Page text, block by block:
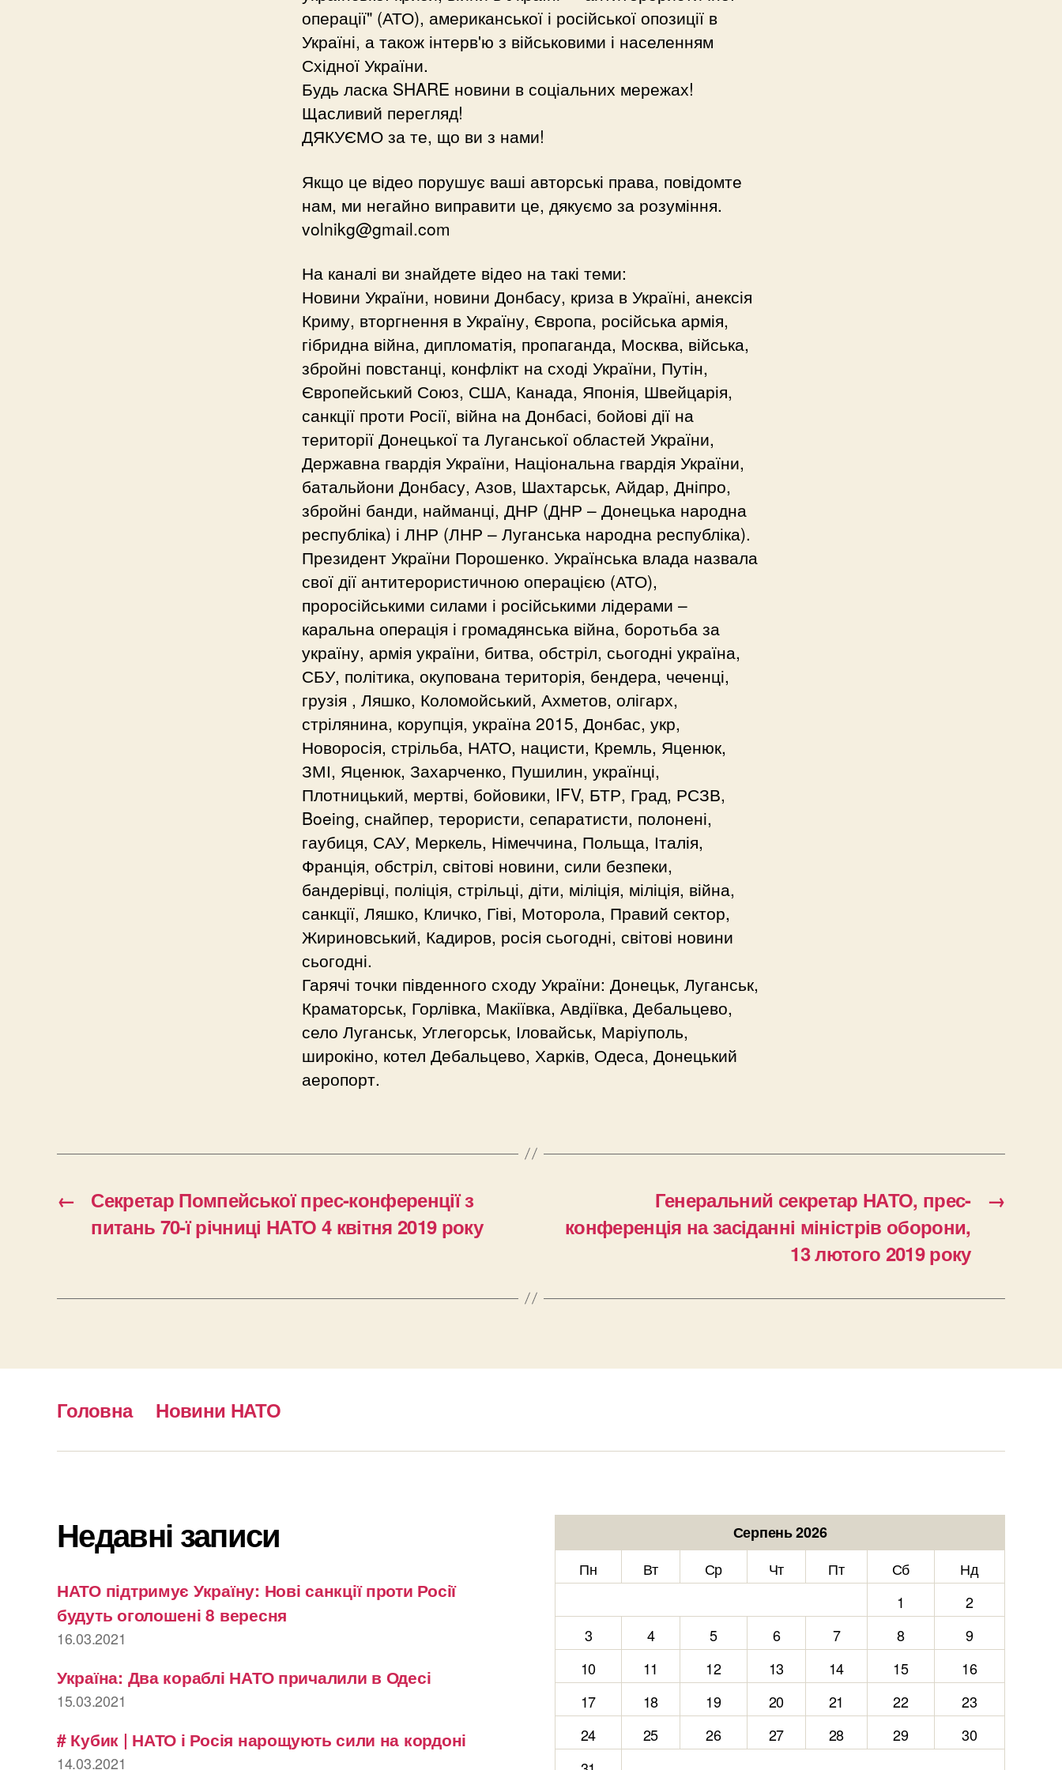
операції" (АТО), американської і російської опозиції в
Україні, а також інтерв'ю з військовими і населенням
Східної України.
Будь ласка SHARE новини в соціальних мережах!
Щасливий перегляд!
ДЯКУЄМО за те, що ви з нами!
Якщо це відео порушує ваші авторські права, повідомте
нам, ми негайно виправити це, дякуємо за розуміння.
volnikg@gmail.com
На каналі ви знайдете відео на такі теми:
Новини України, новини Донбасу, криза в Україні, анексія
Криму, вторгнення в Україну, Європа, російська армія,
гібридна війна, дипломатія, пропаганда, Москва, війська,
збройні повстанці, конфлікт на сході України, Путін,
Європейський Союз, США, Канада, Японія, Швейцарія,
санкції проти Росії, війна на Донбасі, бойові дії на
території Донецької та Луганської областей України,
Державна гвардія України, Національна гвардія України,
батальйони Донбасу, Азов, Шахтарськ, Айдар, Дніпро,
збройні банди, найманці, ДНР (ДНР – Донецька народна
республіка) і ЛНР (ЛНР – Луганська народна республіка).
Президент України Порошенко. Українська влада назвала
свої дії антитерористичною операцією (АТО),
проросійськими силами і російськими лідерами –
каральна операція і громадянська війна, боротьба за
україну, армія україни, битва, обстріл, сьогодні україна,
СБУ, політика, окупована територія, бендера, чеченці,
грузія , Ляшко, Коломойський, Ахметов, олігарх,
стрілянина, корупція, україна 2015, Донбас, укр,
Новоросія, стрільба, НАТО, нацисти, Кремль, Яценюк,
ЗМІ, Яценюк, Захарченко, Пушилин, українці,
Плотницький, мертві, бойовики, IFV, БТР, Град, РСЗВ,
Boeing, снайпер, терористи, сепаратисти, полонені,
гаубиця, САУ, Меркель, Німеччина, Польща, Італія,
Франція, обстріл, світові новини, сили безпеки,
бандерівці, поліція, стрільці, діти, міліція, міліція, війна,
санкції, Ляшко, Кличко, Гіві, Моторола, Правий сектор,
Жириновський, Кадиров, росія сьогодні, світові новини
сьогодні.
Гарячі точки південного сходу України: Донецьк, Луганськ,
Краматорськ, Горлівка, Макіївка, Авдіївка, Дебальцево,
село Луганськ, Углегорськ, Іловайськ, Маріуполь,
широкіно, котел Дебальцево, Харків, Одеса, Донецький
аеропорт.
←
Секретар Помпейської прес-конференції з
питань 70-ї річниці НАТО 4 квітня 2019 року
→
Генеральний секретар НАТО, прес-
конференція на засіданні міністрів оборони,
13 лютого 2019 року
Головна Новини НАТО
Недавні записи
НАТО підтримує Україну: Нові санкції проти Росії
будуть оголошені 8 вересня
16.03.2021
Україна: Два кораблі НАТО причалили в Одесі
15.03.2021
# Кубик | НАТО і Росія нарощують сили на кордоні
14.03.2021
Серпень 2026
Пн
Вт Ср Чт Пт Сб
Нд
1
2
3
4 5 6 7 8
9
10
11 12 13 14 15
16
17
18 19 20 21 22
23
24
25 26 27 28 29
30